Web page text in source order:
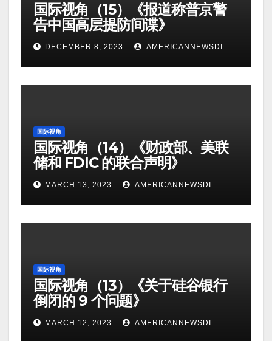
国际视角（15）《报道称普京警
告中国高层提防间谍》
DECEMBER 8, 2023 AMERICANNEWSDI
国际视角
国际视角（14）《财政部、美联
储和 FDIC 的联合声明》
MARCH 13, 2023 AMERICANNEWSDI
国际视角
国际视角（13）《关于硅谷银行
倒闭的 9 个问题》
MARCH 12, 2023 AMERICANNEWSDI